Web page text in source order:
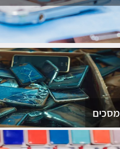
מסכים